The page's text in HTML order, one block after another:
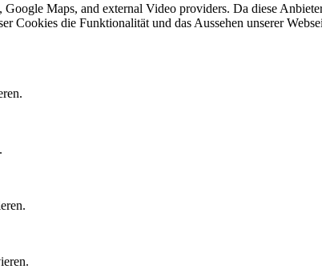
Maps, and external Video providers. Da diese
Cookies die Funktionalität und das Aussehen unserer